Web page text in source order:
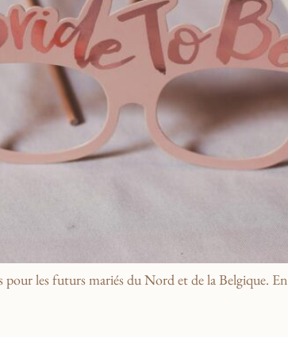
les futurs mariés du Nord et de la Belgique.